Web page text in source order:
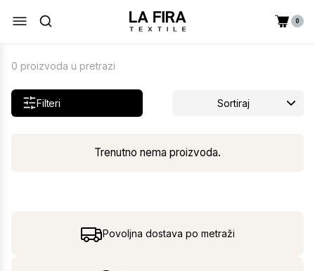
0
0 proizvoda u pretrazi
Filteri Sortiraj
Trenutno nema proizvoda.
Povoljna dostava po metraži